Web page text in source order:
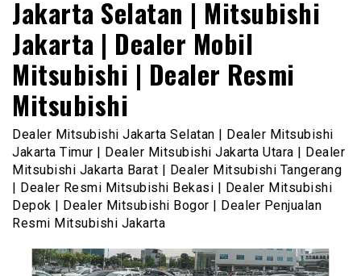
Jakarta Selatan | Mitsubishi
Jakarta | Dealer Mobil
Mitsubishi | Dealer Resmi
Mitsubishi
Dealer Mitsubishi Jakarta Selatan | Dealer Mitsubishi
Jakarta Timur | Dealer Mitsubishi Jakarta Utara | Dealer
Mitsubishi Jakarta Barat | Dealer Mitsubishi Tangerang
| Dealer Resmi Mitsubishi Bekasi | Dealer Mitsubishi
Depok | Dealer Mitsubishi Bogor | Dealer Penjualan
Resmi Mitsubishi Jakarta